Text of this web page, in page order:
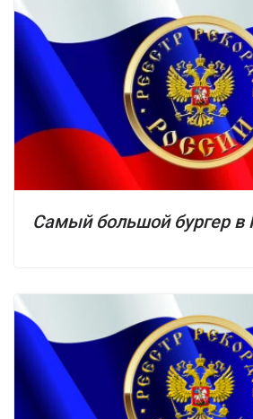
Самый большой бургер в